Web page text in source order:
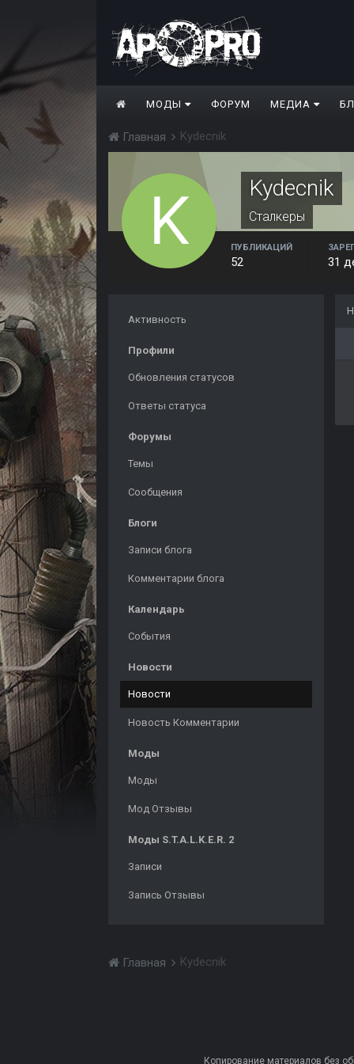
МОДЫ ФОРУМ МЕДИА
Главная Kydecnik
Kydecnik
Сталкеры
ПУБЛИКАЦИЙ
52 31
Активность
Профили
Обновления статусов
Ответы статуса
Форумы
Темы
Сообщения
Блоги
Записи блога
Комментарии блога
Календарь
События
Новости
Новости
Новость Комментарии
Моды
Моды
Мод Отзывы
Моды S.T.A.L.K.E.R. 2
Записи
Запись Отзывы
Главная Kydecnik
Копирование материалов без